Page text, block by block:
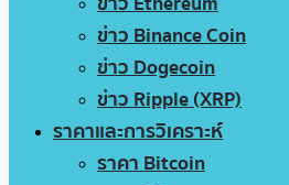
ข่าว Binance Coin
ข่าว Dogecoin
ข่าว Ripple (XRP)
ราคาและการวิเคราะห์
ราคา Bitcoin